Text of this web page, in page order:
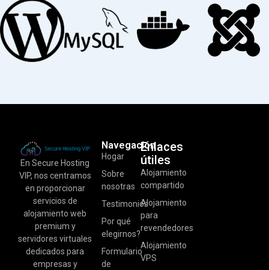
En Secure Hosting
VIP, nos centramos
en proporcionar
servicios de
alojamiento web
premium y
servidores virtuales
dedicados para
empresas y
Navegación
Hogar
Sobre
nosotras
Testimonios
Por qué
elegirnos?
Formulario
de
Enlaces
útiles
Alojamiento
compartido
Alojamiento
para
revendedores
Alojamiento
VPS